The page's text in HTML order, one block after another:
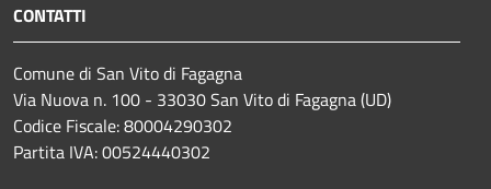
CONTATTI
Comune di San Vito di Fagagna
Via Nuova n. 100 - 33030 San Vito di Fagagna (UD)
Codice Fiscale: 80004290302
Partita IVA: 00524440302